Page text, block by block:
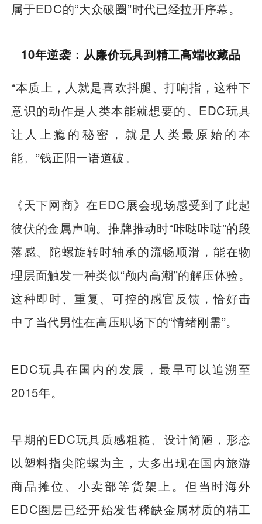
属于EDC的“大众破圈”时代已经拉开序幕。
10年逆袭：从廉价玩具到精工高端收藏品
“本质上，人就是喜欢抖腿、打响指，这种下
意识的动作是人类本能就想要的。EDC玩具
让人上瘾的秘密，就是人类最原始的本
能。”钱正阳一语道破。
《天下网商》在EDC展会现场感受到了此起
彼伏的金属声响。推牌推动时“咔哒咔哒”的段
落感、陀螺旋转时轴承的流畅顺滑，能在物
理层面触发一种类似“颅内高潮”的解压体验。
这种即时、重复、可控的感官反馈，恰好击
中了当代男性在高压职场下的“情绪刚需”。
EDC玩具在国内的发展，最早可以追溯至
2015年。
早期的EDC玩具质感粗糙、设计简陋，形态
以塑料指尖陀螺为主，大多出现在国内旅游
商品摊位、小卖部等货架上。但当时海外
EDC圈层已经开始发售稀缺金属材质的精工